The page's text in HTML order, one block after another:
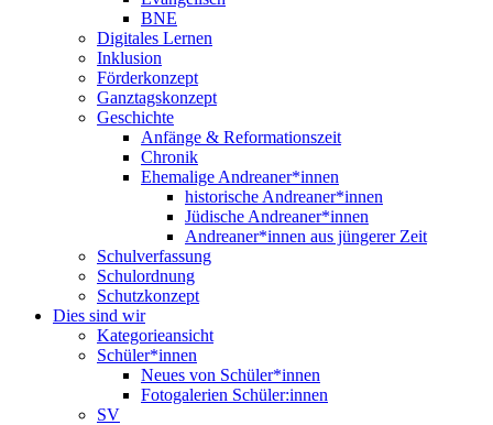
BNE
Digitales Lernen
Inklusion
Förderkonzept
Ganztagskonzept
Geschichte
Anfänge & Reformationszeit
Chronik
Ehemalige Andreaner*innen
historische Andreaner*innen
Jüdische Andreaner*innen
Andreaner*innen aus jüngerer Zeit
Schulverfassung
Schulordnung
Schutzkonzept
Dies sind wir
Kategorieansicht
Schüler*innen
Neues von Schüler*innen
Fotogalerien Schüler:innen
SV